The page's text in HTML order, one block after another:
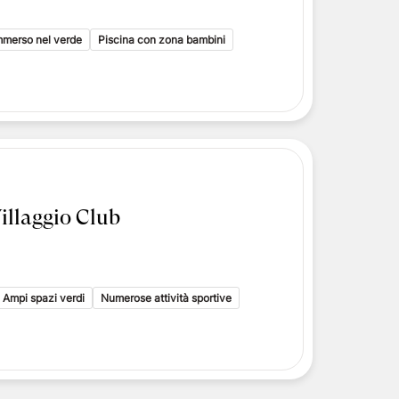
Isole Eolie
Isole Eolie
nel verde Piscina con zona bambini
Club
Ampi spazi verdi Numerose attività sportive